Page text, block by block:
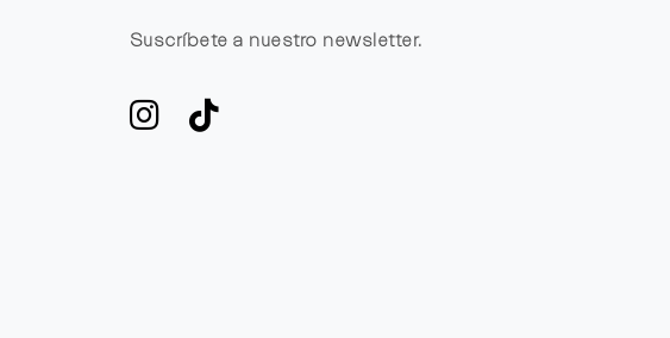
Suscríbete a nuestro newsletter.